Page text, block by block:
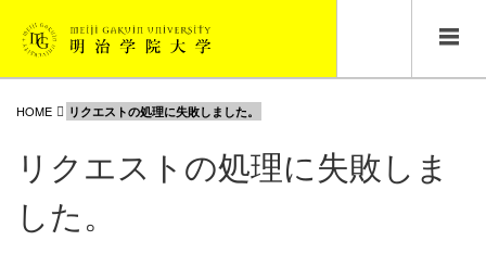
HOME リクエストの処理に失敗しました。
リクエストの処理に失敗しま
した。